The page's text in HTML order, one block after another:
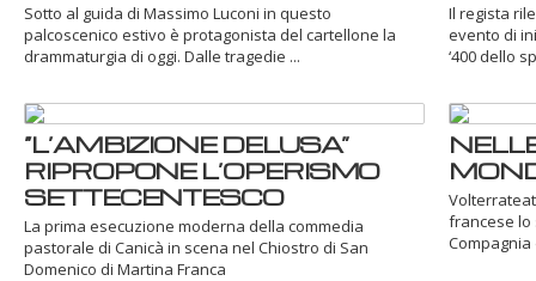
Sotto al guida di Massimo Luconi in questo
palcoscenico estivo è protagonista del cartellone la
drammaturgia di oggi. Dalle tragedie ...
Il regista
evento di
‘400 dello
“L’AMBIZIONE DELUSA”
RIPROPONE L’OPERISMO
SETTECENTESCO
La prima esecuzione moderna della commedia
pastorale di Canicà in scena nel Chiostro di San
Domenico di Martina Franca
francese lo
Compagnia